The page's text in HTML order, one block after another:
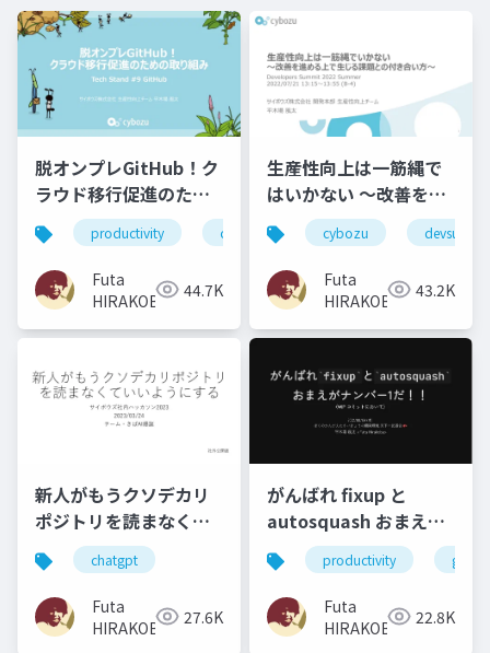
脱オンプレGitHub！ク
ラウド移行促進のため
の取り組みproductivity cybozu tech_stand
Futa
HIRAKOBA
44.7K
生産性向上は一筋縄で
はいかない 〜改善を進
める上で生じる課題と
の付き合い方〜
cybozu devsumi
Futa
HIRAKOBA
43.2K
新人がもうクソデカリ
ポジトリを読まなくて
いいようにする（でき
ず） and ...
chatgpt
Futa
HIRAKOBA
27.6K
がんばれ fixup と
autosquash おまえが
ナンバー 1 だ！！
（WIP コミットにおい
て）
productivity git
Futa
HIRAKOBA
22.8K